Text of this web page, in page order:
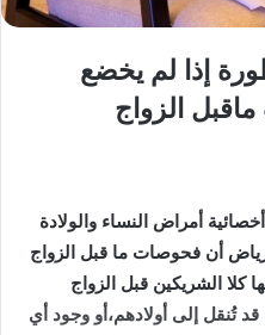
إذا لم يخضع
الزواج
أمراض النساء والولادة
أن فحوصات ما قبل الزواج
كلا الشريكين قبل الزواج
تُنقل إلى أولادهم،أو وجود أي